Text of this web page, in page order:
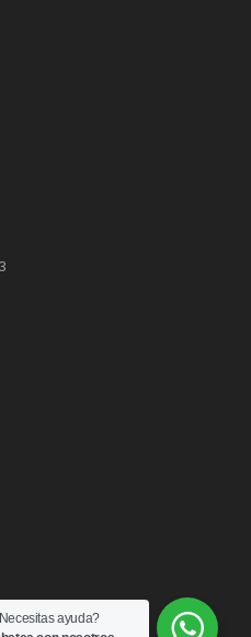
ayuda?